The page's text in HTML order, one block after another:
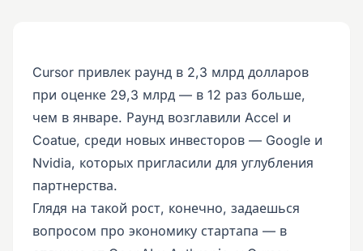
Cursor привлек раунд в 2,3 млрд долларов
при оценке 29,3 млрд — в 12 раз больше,
чем в январе. Раунд возглавили Accel и
Coatue, среди новых инвесторов — Google и
Nvidia, которых пригласили для углубления
партнерства.
Глядя на такой рост, конечно, задаешься
вопросом про экономику стартапа — в